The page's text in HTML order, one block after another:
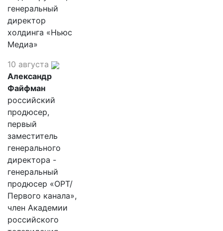
генеральный
директор
холдинга «Ньюс
Медиа»
10 августа
Александр
Файфман
российский
продюсер,
первый
заместитель
генерального
директора -
генеральный
продюсер «ОРТ/
Первого канала»,
член Академии
российского